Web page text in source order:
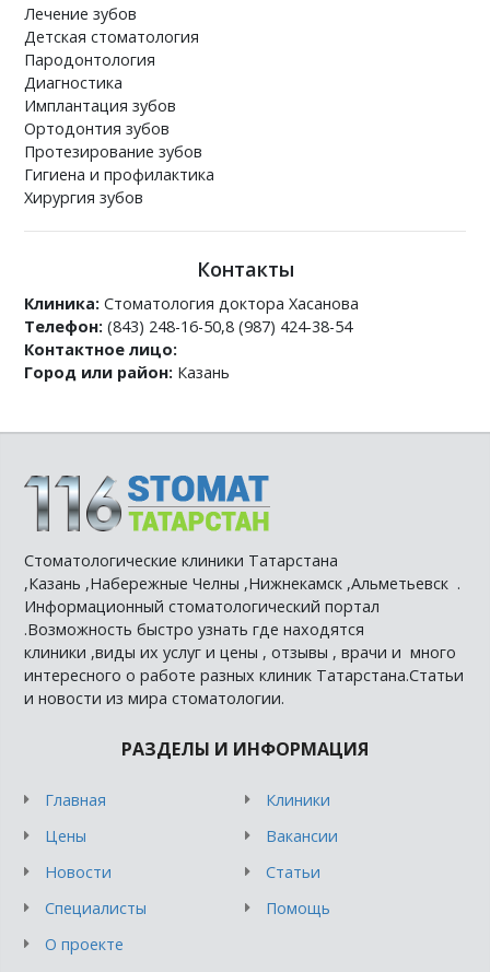
Лечение зубов
Детская стоматология
Пародонтология
Диагностика
Имплантация зубов
Ортодонтия зубов
Протезирование зубов
Гигиена и профилактика
Хирургия зубов
Контакты
Клиника: Стоматология доктора Хасанова
Телефон: (843) 248-16-50,8 (987) 424-38-54
Контактное лицо:
Город или район: Казань
Стоматологические клиники Татарстана
,Казань ,Набережные Челны ,Нижнекамск ,Альметьевск .
Информационный стоматологический портал
.Возможность быстро узнать где находятся
клиники ,виды их услуг и цены , отзывы , врачи и много
интересного о работе разных клиник Татарстана.Статьи
и новости из мира стоматологии.
РАЗДЕЛЫ И ИНФОРМАЦИЯ
Главная
Клиники
Цены
Вакансии
Новости
Статьи
Специалисты
Помощь
О проекте